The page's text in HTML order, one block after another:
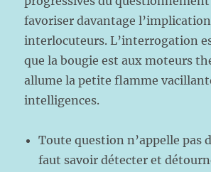
favoriser davantage
interlocuteurs. L’interrogation
que la bougie est aux moteurs
allume la petite flamme
intelligences.
Toute question n’appelle pas
faut savoir détecter et